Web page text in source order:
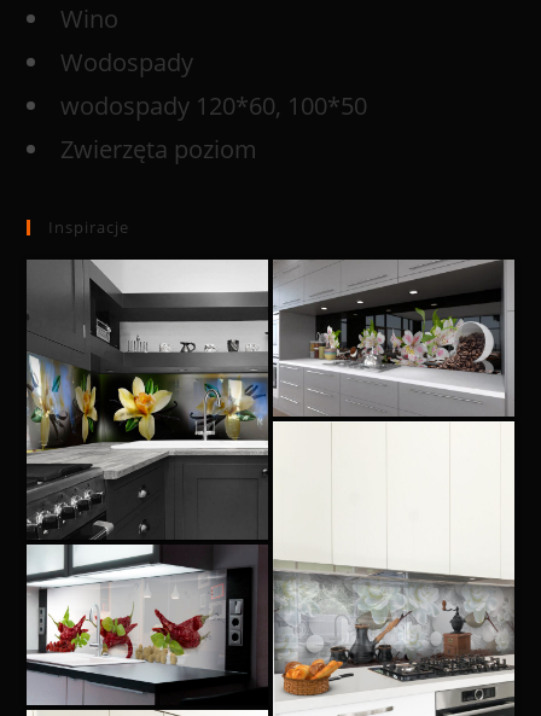
Wino
Wodospady
wodospady 120*60, 100*50
Zwierzęta poziom
Inspiracje